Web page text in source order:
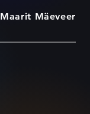
Maarit Mäeveer